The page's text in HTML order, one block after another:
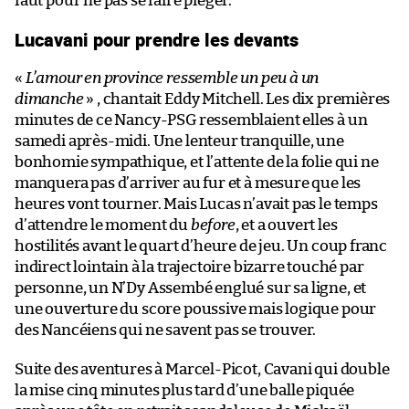
Lucavani pour prendre les devants
« L’amour en province ressemble un peu à un
dimanche» , chantait Eddy Mitchell. Les dix premières
minutes de ce Nancy-PSG ressemblaient elles à un
samedi après-midi. Une lenteur tranquille, une
bonhomie sympathique, et l’attente de la folie qui ne
manquera pas d’arriver au fur et à mesure que les
heures vont tourner. Mais Lucas n’avait pas le temps
d’attendre le moment du before, et a ouvert les
hostilités avant le quart d’heure de jeu. Un coup franc
indirect lointain à la trajectoire bizarre touché par
personne, un N’Dy Assembé englué sur sa ligne, et
une ouverture du score poussive mais logique pour
des Nancéiens qui ne savent pas se trouver.
Suite des aventures à Marcel-Picot, Cavani qui double
la mise cinq minutes plus tard d’une balle piquée